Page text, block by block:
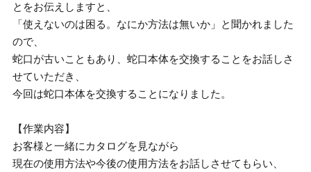
とをお伝えしますと、
「使えないのは困る。なにか方法は無いか」と聞かれました
ので、
蛇口が古いこともあり、蛇口本体を交換することをお話しさ
せていただき、
今回は蛇口本体を交換することになりました。
【作業内容】
お客様と一緒にカタログを見ながら
現在の使用方法や今後の使用方法をお話しさせてもらい、